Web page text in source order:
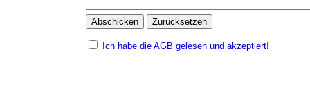
Ich habe die AGB gelesen und akzeptiert!